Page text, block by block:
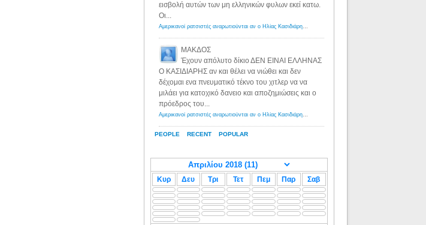
PEOPLE RECENT POPULAR
εισβολή αυτών των μη ελληνικών φυλων εκεί κατω.
Οι...
Αμερικανοί ρατσιστές αναρωτιούνται αν ο Ηλίας Κασιδιάρης ανήκει στη λευκή φυλή... - Λόγιος Ερμής
ΜΑΚΔΟΣ
Έχουν απόλυτο δίκιο ΔΕΝ ΕΙΝΑΙ ΕΛΛΗΝΑΣ
Ο ΚΑΣΙΔΙΑΡΗΣ αν και θέλει να νιώθει και δεν
δέχομαι ενα πνευματικό τέκνο του χιτλερ να να
μιλάει για κατοχικό δανειο και αποζημιώσεις και ο
πρόεδρος του...
Αμερικανοί ρατσιστές αναρωτιούνται αν ο Ηλίας Κασιδιάρης ανήκει στη λευκή φυλή... - Λόγιος Ερμής
Κυρ Δευ Τρι Τετ Πεμ Παρ Σαβ